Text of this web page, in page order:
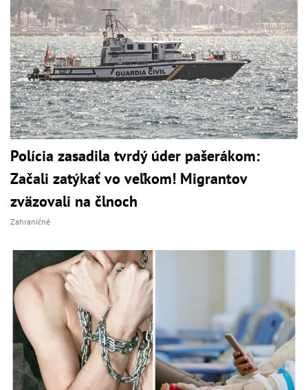
Polícia zasadila tvrdý úder pašerákom:
Začali zatýkať vo veľkom! Migrantov
zväzovali na člnoch
Zahraničné